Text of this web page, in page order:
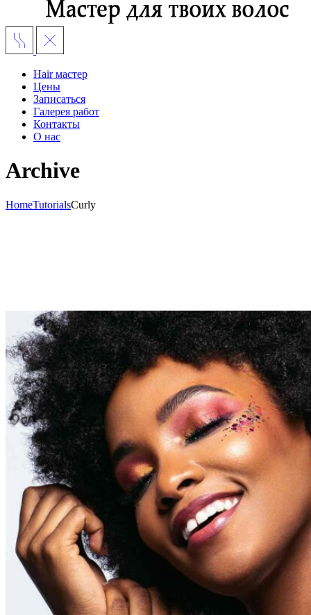
Hair мастер
Цены
Записаться
Галерея работ
Контакты
О нас
Archive
HomeTutorialsCurly